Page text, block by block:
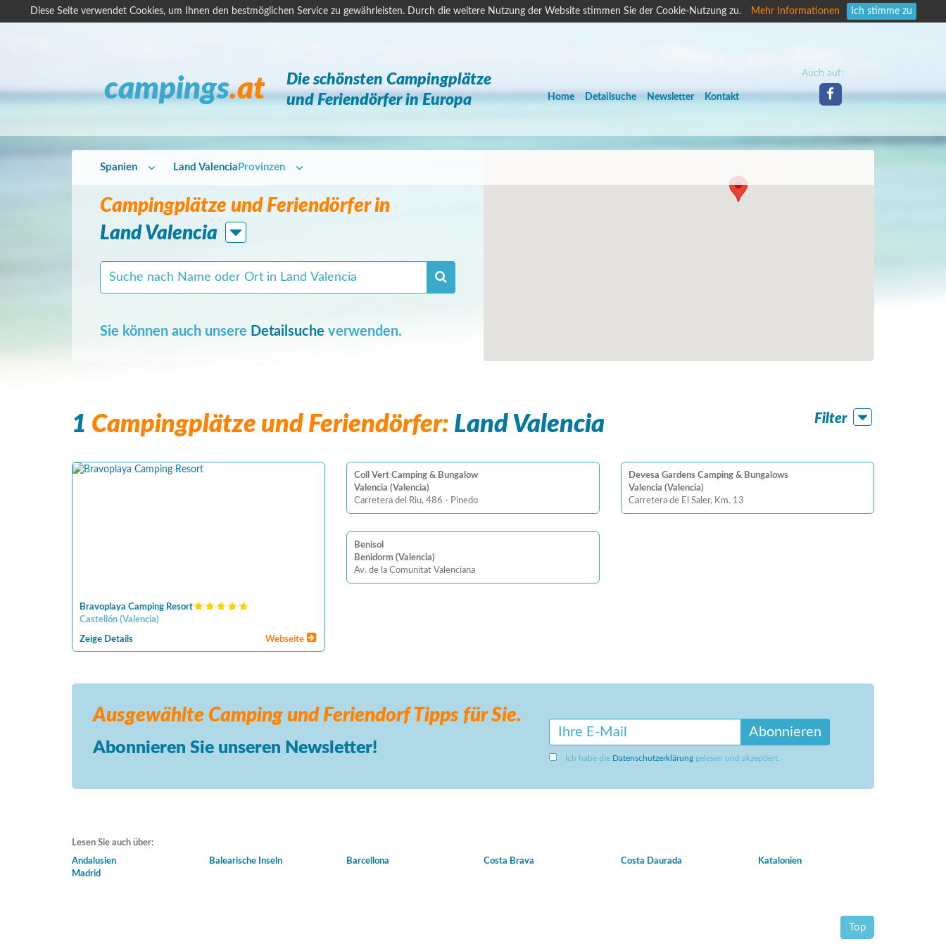
Diese Seite verwendet Cookies, um Ihnen den bestmöglichen Service zu gewährleisten. Durch die weitere Nutzung der Website stimmen Sie der Cookie-Nutzung zu. Mehr Informationen Ich stimme zu
campings.at
Die schönsten Campingplätze
und Feriendörfer in Europa
Home Detailsuche Newsletter Kontakt
Auch auf:
Campingplätze und Feriendörfer in
Land Valencia
Sie können auch unsere Detailsuche verwenden.
Spanien Land Valencia Provinzen
1 Campingplätze und Feriendörfer: Land Valencia Filter
Bravoplaya Camping Resort
Castellón (Valencia)
Zeige Details Webseite
Coll Vert Camping & Bungalow
Valencia (Valencia)
Carretera del Riu, 486 - Pinedo
Devesa Gardens Camping & Bungalows
Valencia (Valencia)
Carretera de El Saler, Km. 13
Benisol
Benidorm (Valencia)
Av. de la Comunitat Valenciana
Ausgewählte Camping und FeriendorfTipps für Sie.
Abonnieren Sie unseren Newsletter!
Abonnieren
Ich habe die Datenschutzerklärunggelesen und akzeptiert.
Lesen Sie auch über:
Andalusien
Balearische Inseln Barcellona Costa Brava Costa Daurada
Katalonien
Madrid
Top